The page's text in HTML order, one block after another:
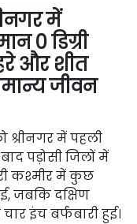
में
0 डिग्री
और शीत
जीवन
श्रीनगर में पहली
पड़ोसी जिलों में
कश्मीर में कुछ
जबकि दक्षिण
इंच बर्फबारी हुई।